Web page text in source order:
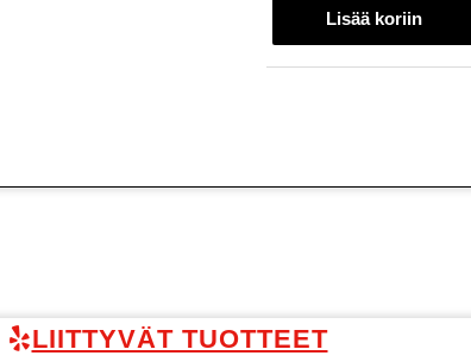
LIITTYVÄT TUOTTEET